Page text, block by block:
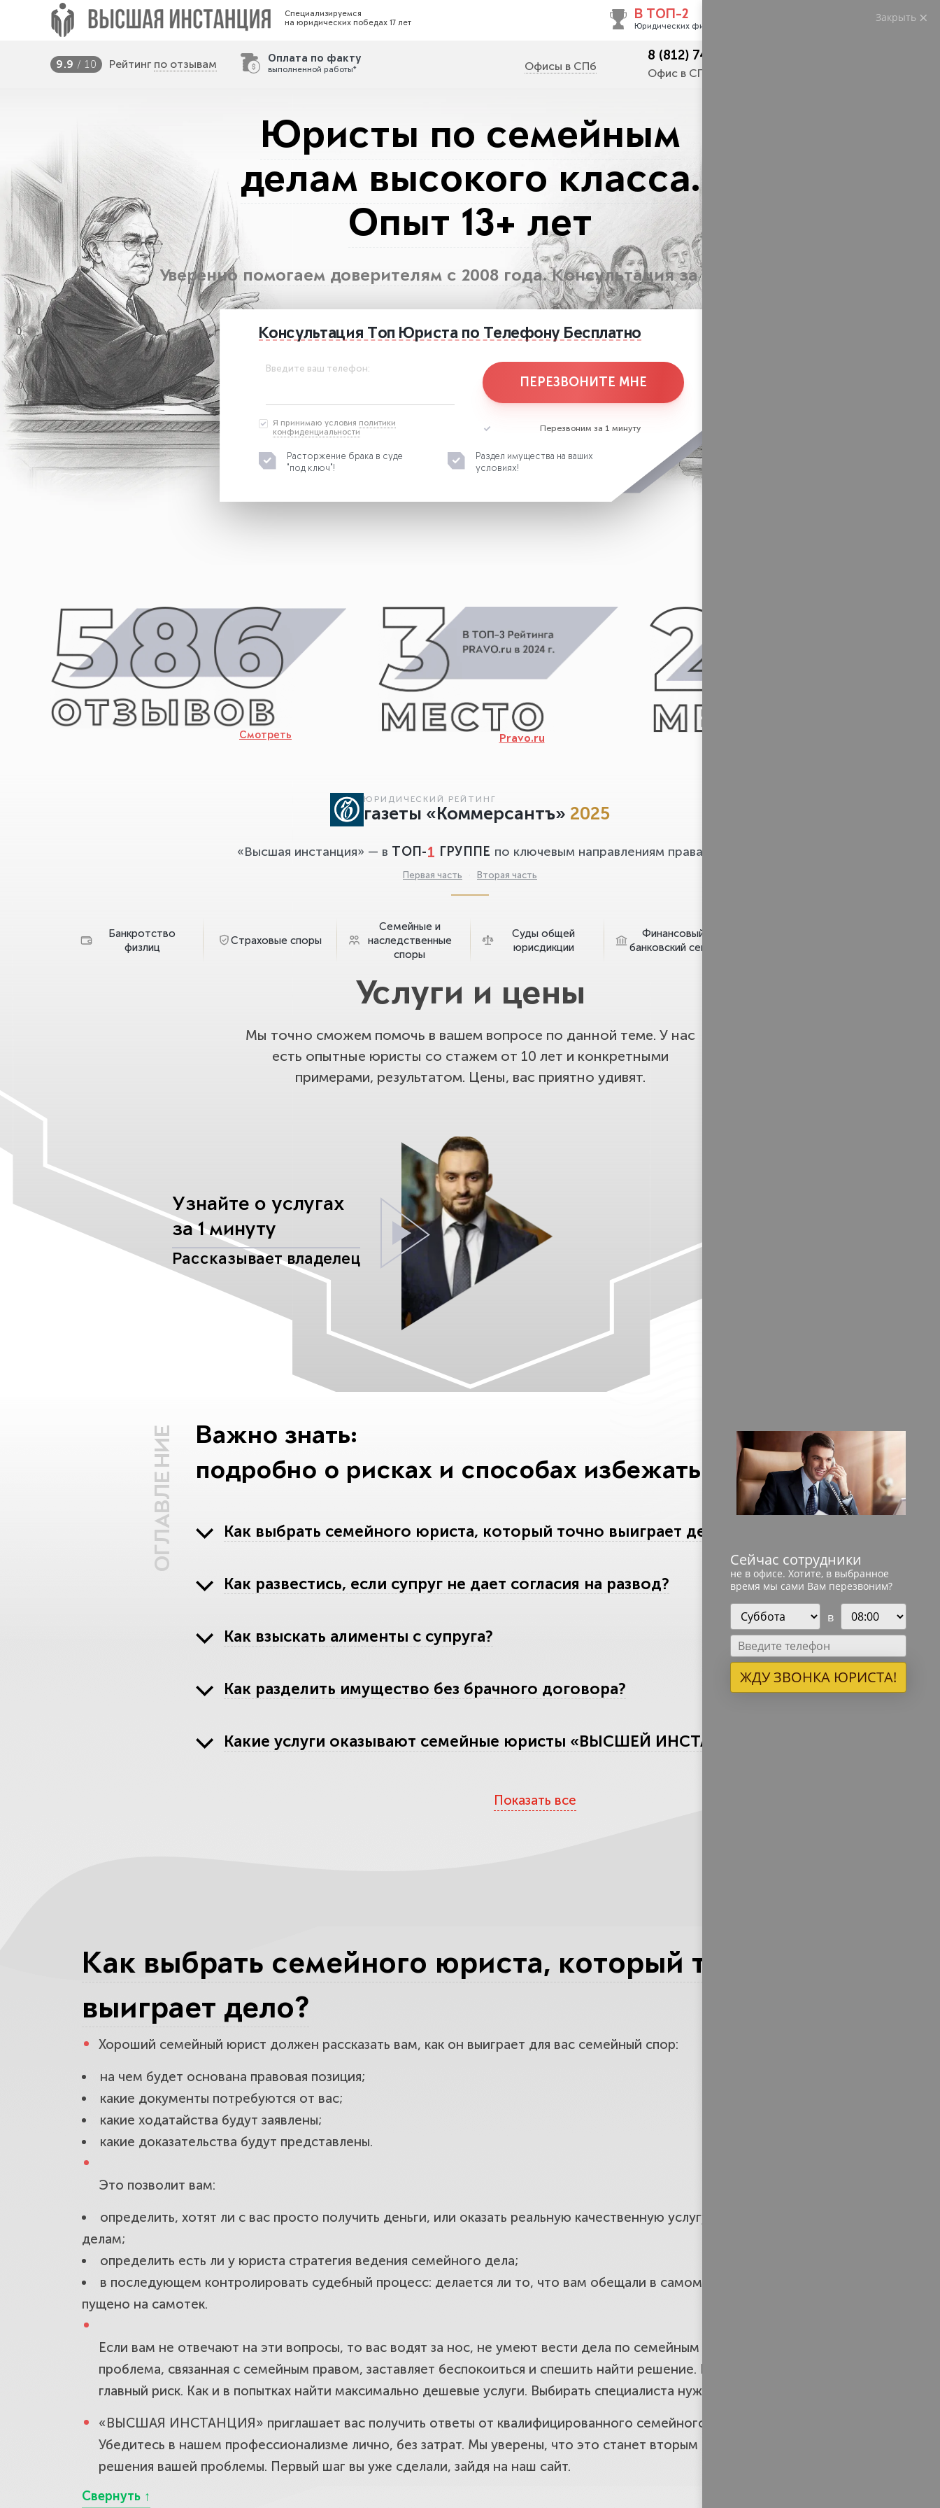
Специализируемся
на юридических победах 17 лет
Контакты
В ТОП-2
Юридических фирм РФ
9.9 / 10 Рейтинг по отзывам Оплата по факту
выполненной работы* Офисы в СПб
8 (812) 748-23-62
Офис в СПб
Юристы по семейным
делам высокого класса.
Опыт 13+ лет
Уверенно помогаем доверителям с 2008 года. Консультация за наш счет
Консультация Топ Юриста по Телефону Бесплатно
Введите ваш телефон:
ПЕРЕЗВОНИТЕ МНЕ
Я принимаю условия политики
конфиденциальности
Перезвоним за 1 минуту
Расторжение брака в суде
"под ключ"!
Раздел имущества на ваших
условиях!
Смотреть Pravo.ru
ЮРИДИЧЕСКИЙ РЕЙТИНГ
газеты «Коммерсантъ» 2025
«Высшая инстанция» — в ТОП-1 ГРУППЕ по ключевым направлениям права
Первая часть · Вторая часть
Банкротство
физлиц
Страховые споры
Семейные и
наследственные
споры
Суды общей
юрисдикции
Финансовый и
банковский сектор
Услуги и цены
Мы точно сможем помочь в вашем вопросе по данной теме. У нас
есть опытные юристы со стажем от 10 лет и конкретными
примерами, результатом. Цены, вас приятно удивят.
Узнайте о услугах
за 1 минуту
Рассказывает владелец
ОГЛАВЛЕНИЕ
Важно знать:
подробно о рисках и способах избежать их
Как выбрать семейного юриста, который точно выиграет дело?
Как развестись, если супруг не дает согласия на развод?
Как взыскать алименты с супруга?
Как разделить имущество без брачного договора?
Какие услуги оказывают семейные юристы «ВЫСШЕЙ ИНСТАНЦИИ»?
Какие юристы вас обокрадут
На что обратить внимание при выборе юридической фирмы?
Показать все
Как выбрать семейного юриста, который точно
выиграет дело?
Хороший семейный юрист должен рассказать вам, как он выиграет для вас семейный спор:
на чем будет основана правовая позиция;
какие документы потребуются от вас;
какие ходатайства будут заявлены;
какие доказательства будут представлены.
Это позволит вам:
определить, хотят ли с вас просто получить деньги, или оказать реальную качественную услугу адвоката по семейным
делам;
определить есть ли у юриста стратегия ведения семейного дела;
в последующем контролировать судебный процесс: делается ли то, что вам обещали в самом начале, или дело
пущено на самотек.
Если вам не отвечают на эти вопросы, то вас водят за нос, не умеют вести дела по семейным спорам. Конечно,
проблема, связанная с семейным правом, заставляет беспокоиться и спешить найти решение. Но в спешке – ваш
главный риск. Как и в попытках найти максимально дешевые услуги. Выбирать специалиста нужно тщательно.
«ВЫСШАЯ ИНСТАНЦИЯ» приглашает вас получить ответы от квалифицированного семейного юриста
Убедитесь в нашем профессионализме лично, без затрат. Мы уверены, что это станет вторым верным шагом на пути
решения вашей проблемы. Первый шаг вы уже сделали, зайдя на наш сайт.
Закрыть
Сейчас сотрудники
не в офисе. Хотите, в выбранное
время мы сами Вам перезвоним?
в
ЖДУ ЗВОНКА ЮРИСТА!